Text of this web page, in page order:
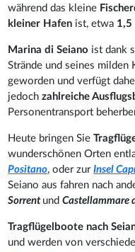
während das kleine
kleiner Hafen ist, etwa 1,5
Marina di Seiano ist dank
Strände und seines milden
geworden und verfügt
jedochzahlreiche
Personentransport
Heute bringen Sie
wunderschönen Orten
Positano, oder zurInsel
Seiano aus fahren nach
Sorrent undCastellammare
Tragflügelboote nach
und werden von